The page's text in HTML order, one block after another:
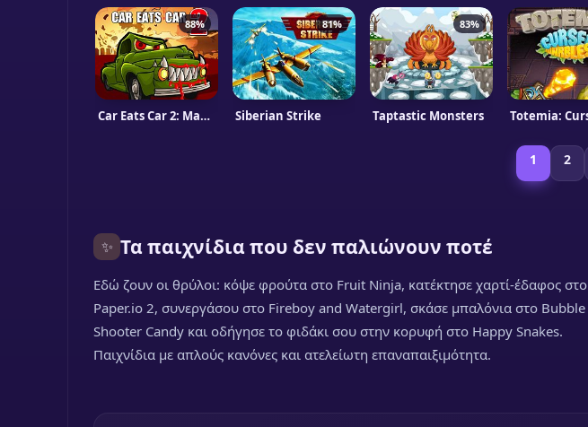
88%
Car Eats Car 2: Mad Dream
81%
Siberian Strike
83%
Taptastic Monsters
1 2
✨ Τα παιχνίδια που δεν παλιώνουν ποτέ
Εδώ ζουν οι θρύλοι: κόψε φρούτα στο Fruit Ninja, κατέκτησε χαρτί-έδαφος στο
Paper.io 2, συνεργάσου στο Fireboy and Watergirl, σκάσε μπαλόνια στο Bubble
Shooter Candy και οδήγησε το φιδάκι σου στην κορυφή στο Happy Snakes.
Παιχνίδια με απλούς κανόνες και ατελείωτη επαναπαιξιμότητα.